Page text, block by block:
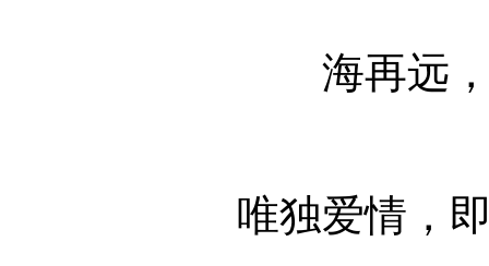
海再远
唯独爱情，